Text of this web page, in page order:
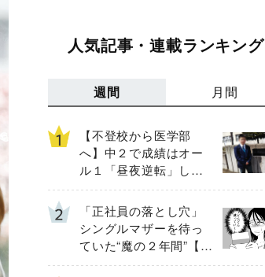
人気記事・連載ランキング
週間 月間
【不登校から医学部
へ】中２で成績はオー
ル１「昼夜逆転」した
わが子を”夜遊び”に連れ
出した母の気づき
「正社員の落とし穴」
シングルマザーを待っ
ていた“魔の２年間”【後
編】